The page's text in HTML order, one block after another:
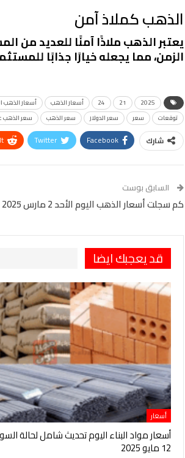
الذهب كملاذ آمن
يعتبر الذهب ملاذًا آمنًا للعديد من
الزمن، مما يجعله خيارًا جذابًا
2025
21
24 أسعار الذهب أسعار الذهب
توقعات
سعر سعر الدولار سعر الذهب سعر الذهب
شارك Facebook
Twitter
السابق بوست
كم سجلت أسعار الذهب اليوم الأحد 2 مارس 2025 في مصر؟
قد يعجبك ايضا
أسعار
أسعار مواد البناء اليوم تحديث شامل لحالة
12 مايو 2025